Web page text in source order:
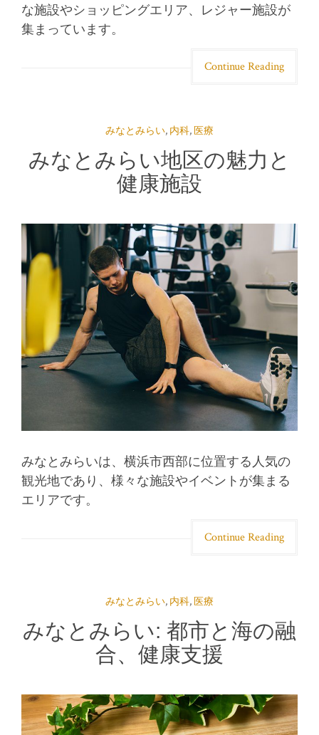
な施設やショッピングエリア、レジャー施設が
集まっています。
Continue Reading
みなとみらい, 内科, 医療
みなとみらい地区の魅力と
健康施設
みなとみらいは、横浜市西部に位置する人気の
観光地であり、様々な施設やイベントが集まる
エリアです。
Continue Reading
みなとみらい, 内科, 医療
みなとみらい: 都市と海の融
合、健康支援